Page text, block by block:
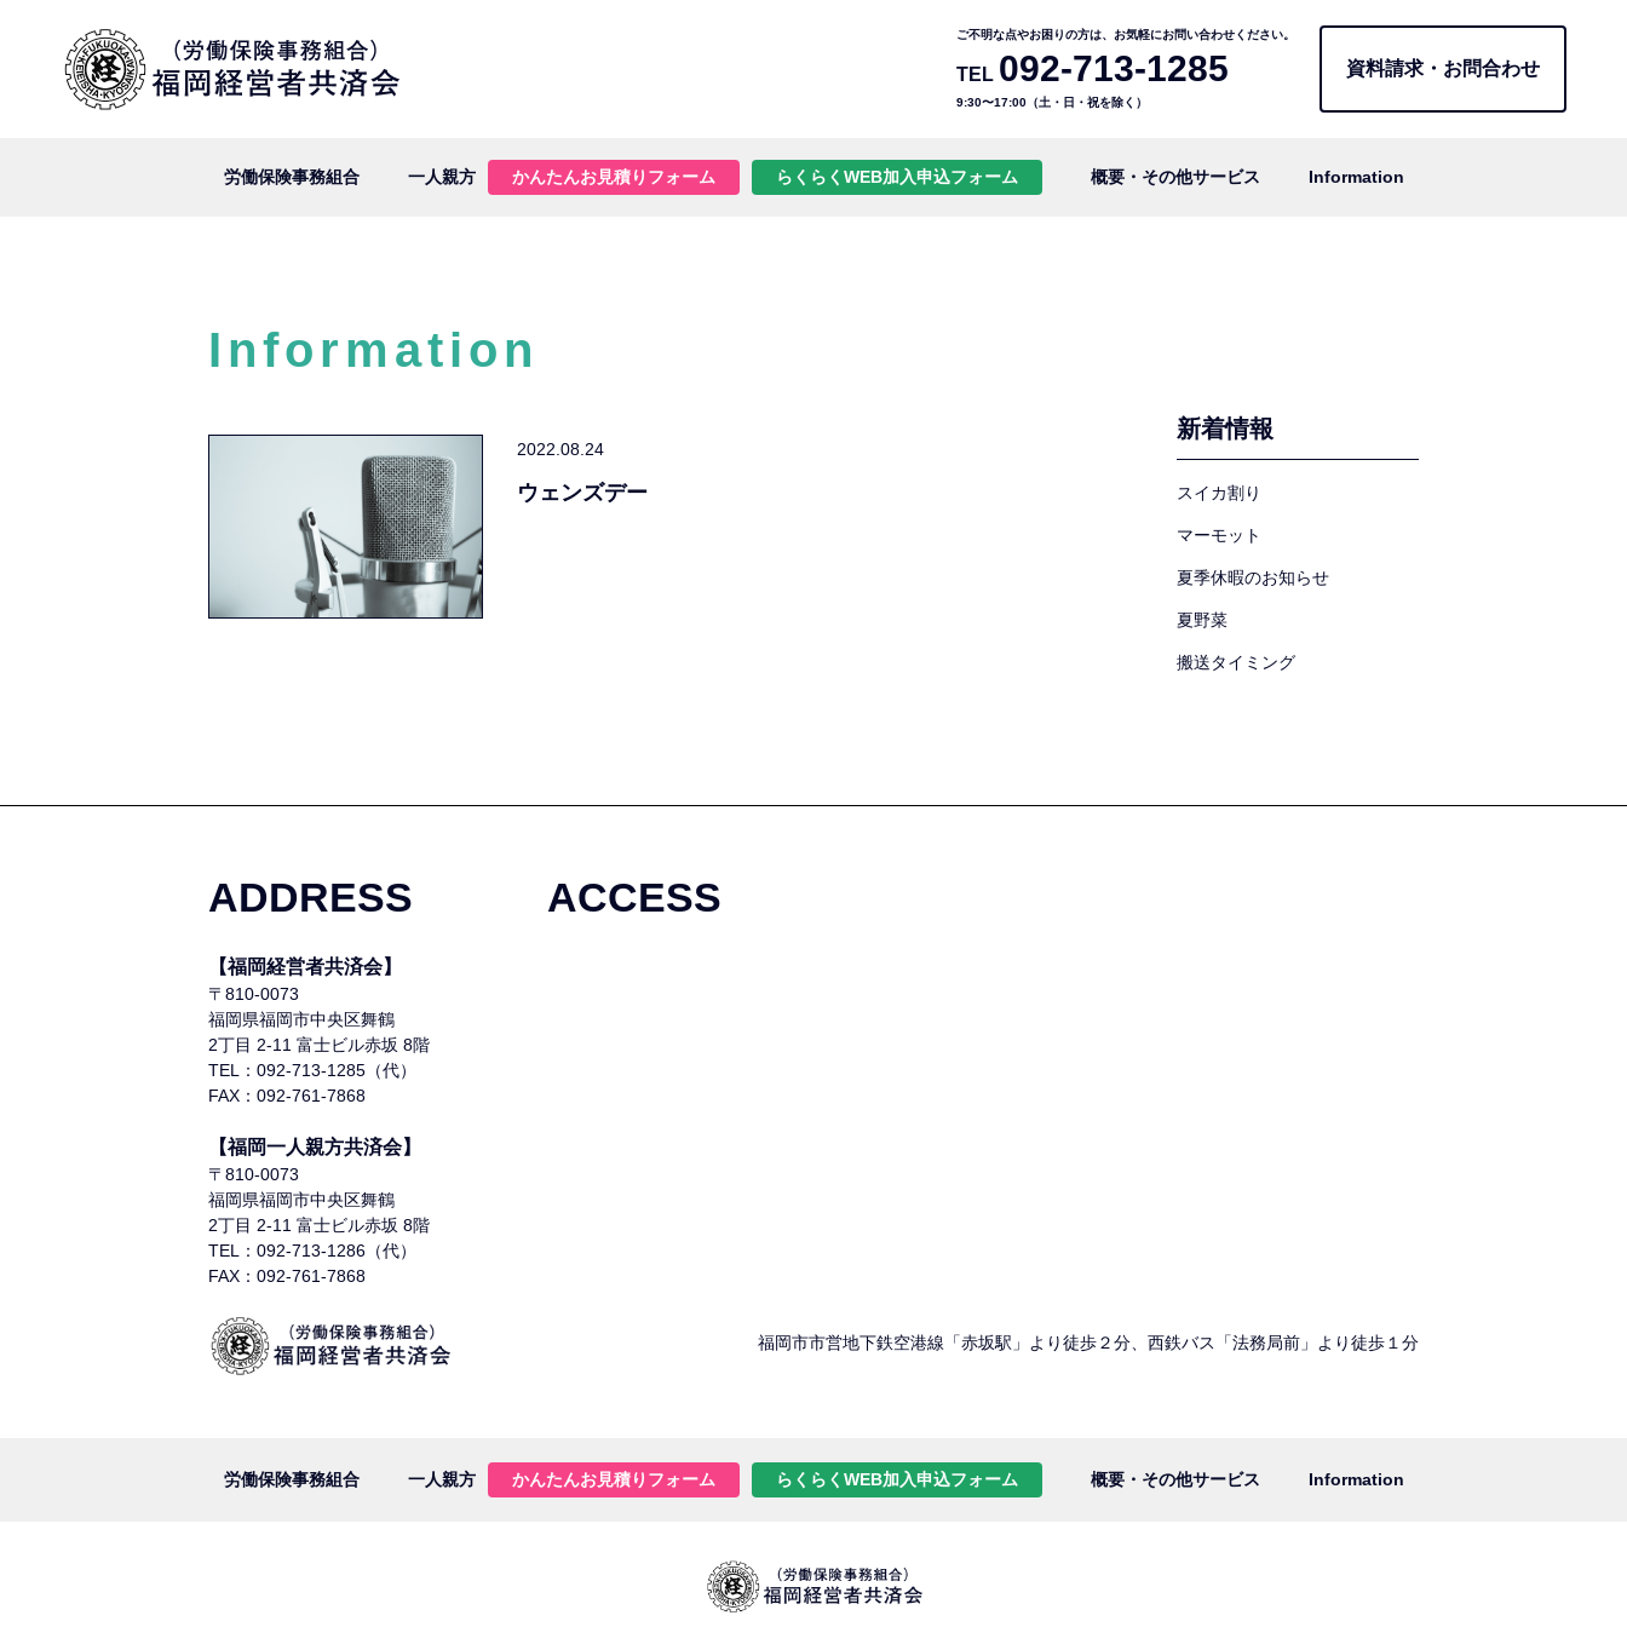
ご不明な点やお困りの方は、お気軽にお問い合わせください。
TEL 092-713-1285
9:30〜17:00（土・日・祝を除く）
資料請求・お問合わせ
労働保険事務組合 一人親方 かんたんお見積りフォーム らくらくWEB加入申込フォーム 概要・その他サービス Information
Information
2022.08.24
ウェンズデー
新着情報
スイカ割り
マーモット
夏季休暇のお知らせ
夏野菜
搬送タイミング
ADDRESS
【福岡経営者共済会】
〒810-0073
福岡県福岡市中央区舞鶴
2丁目 2-11 富士ビル赤坂 8階
TEL：092-713-1285（代）
FAX：092-761-7868
【福岡一人親方共済会】
〒810-0073
福岡県福岡市中央区舞鶴
2丁目 2-11 富士ビル赤坂 8階
TEL：092-713-1286（代）
FAX：092-761-7868
ACCESS
福岡市市営地下鉄空港線「赤坂駅」より徒歩２分、西鉄バス「法務局前」より徒歩１分
労働保険事務組合 一人親方 かんたんお見積りフォーム らくらくWEB加入申込フォーム 概要・その他サービス Information